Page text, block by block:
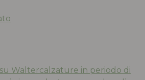
Waltercalzature in periodo di